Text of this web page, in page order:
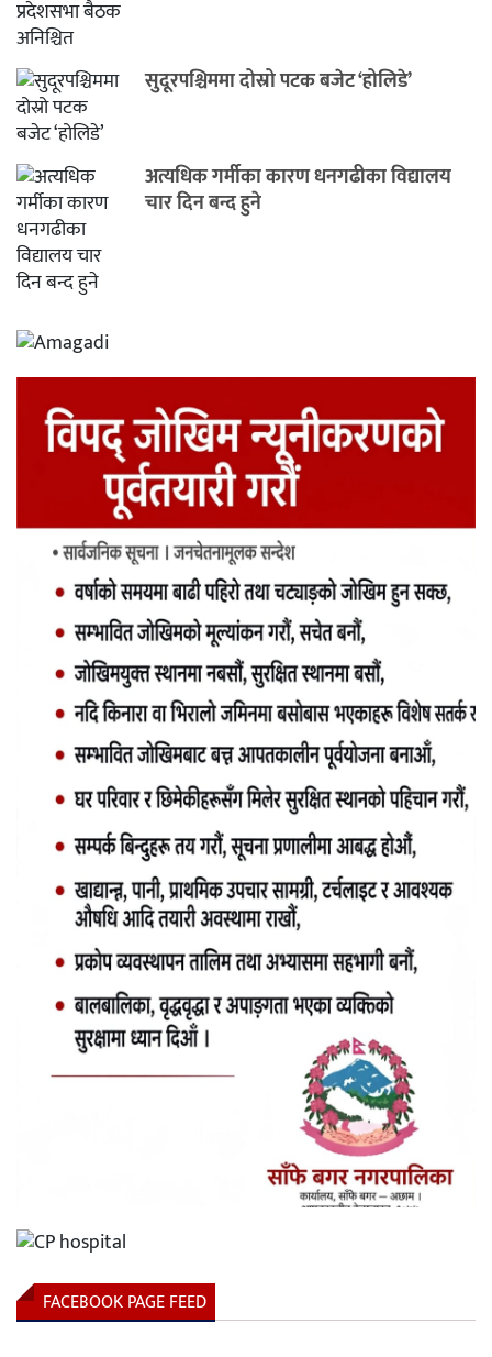
सुदूरपश्चिममा दोस्रो पटक बजेट ‘होलिडे’
अत्यधिक गर्मीका कारण धनगढीका विद्यालय
चार दिन बन्द हुने
FACEBOOK PAGE FEED